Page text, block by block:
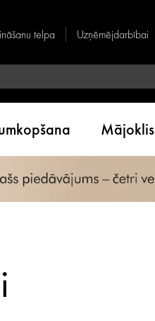
telpa Uzņēmējdarbībai
Mājoklis